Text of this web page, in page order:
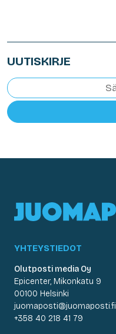
UUTISKIRJE
YHTEYSTIEDOT
Olutposti media Oy
Epicenter, Mikonkatu 9
00100 Helsinki
juomaposti@juomaposti.fi
+358 40 218 41 79